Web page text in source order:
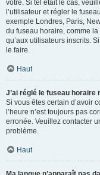
vôtre. Si tel était le cas,
l’utilisateur et régler le
exemple Londres, Paris,
du fuseau horaire, comme
qu’aux utilisateurs inscrits.
le faire.
Haut
J’ai réglé le fuseau horaire
Si vous êtes certain d’avoir
l’heure n’est toujours pas
erronée. Veuillez contacter
problème.
Haut